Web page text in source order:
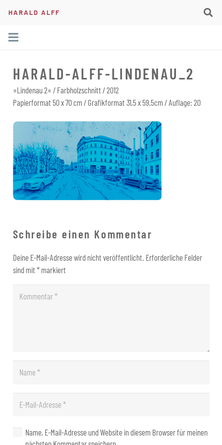
HARALD ALFF
HARALD-ALFF-LINDENAU_2
»Lindenau 2« / Farbholzschnitt / 2012
Papierformat 50 x 70 cm / Grafikformat 31,5 x 59,5cm / Auflage: 20
Schreibe einen Kommentar
Deine E-Mail-Adresse wird nicht veröffentlicht. Erforderliche Felder
sind mit *markiert
Name, E-Mail-Adresse und Website in diesem Browser für meinen